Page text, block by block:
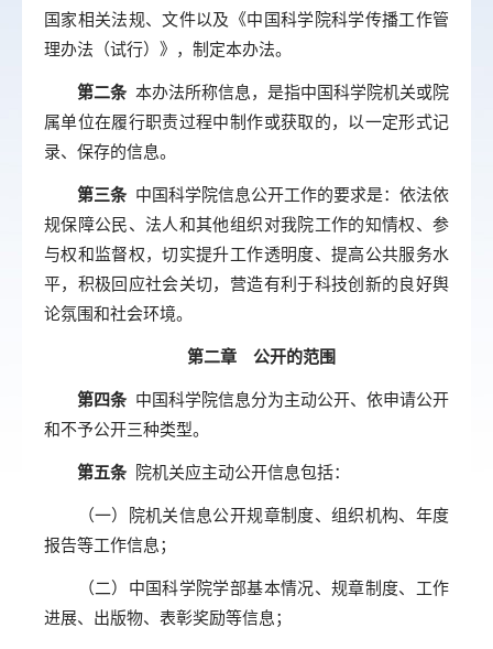
国家相关法规、文件以及《中国科学院科学传播工作管
理办法（试行）》，制定本办法。
第二条本办法所称信息，是指中国科学院机关或院
属单位在履行职责过程中制作或获取的，以一定形式记
录、保存的信息。
第三条中国科学院信息公开工作的要求是：依法依
规保障公民、法人和其他组织对我院工作的知情权、参
与权和监督权，切实提升工作透明度、提高公共服务水
平，积极回应社会关切，营造有利于科技创新的良好舆
论氛围和社会环境。
第二章 公开的范围
第四条中国科学院信息分为主动公开、依申请公开
和不予公开三种类型。
第五条院机关应主动公开信息包括：
（一）院机关信息公开规章制度、组织机构、年度
报告等工作信息；
（二）中国科学院学部基本情况、规章制度、工作
进展、出版物、表彰奖励等信息；